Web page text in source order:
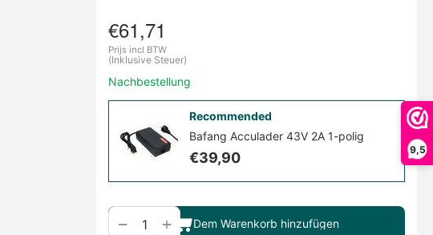
9,5
€61,71
Prijs incl BTW
(Inklusive Steuer)
Nachbestellung
Recommended
Bafang Acculader 43V 2A 1-polig
€39,90
+
− Dem Warenkorb hinzufügen